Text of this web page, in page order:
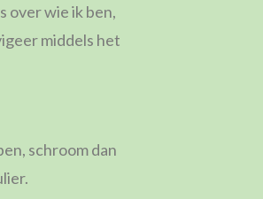
over wie ik ben,
middels het
schroom dan